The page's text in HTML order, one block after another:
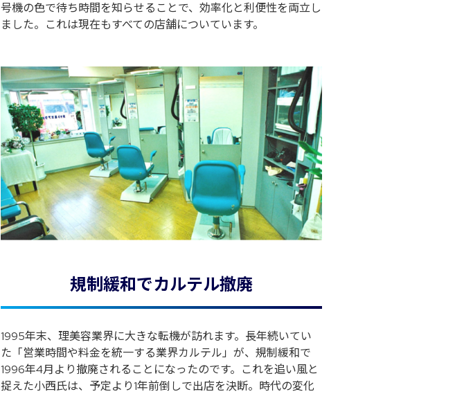
号機の色で待ち時間を知らせることで、効率化と利便性を両立し
ました。これは現在もすべての店舗についています。
規制緩和でカルテル撤廃
1995年末、理美容業界に大きな転機が訪れます。長年続いてい
た「営業時間や料金を統一する業界カルテル」が、規制緩和で
1996年4月より撤廃されることになったのです。これを追い風と
捉えた小西氏は、予定より1年前倒しで出店を決断。時代の変化